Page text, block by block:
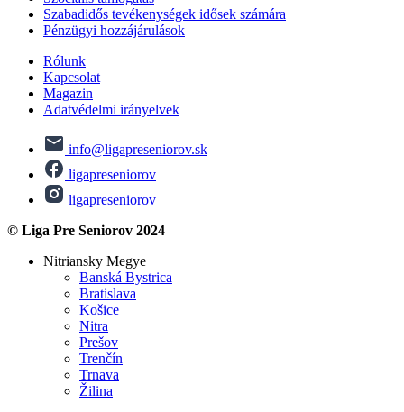
Szabadidős tevékenységek idősek számára
Pénzügyi hozzájárulások
Rólunk
Kapcsolat
Magazin
Adatvédelmi irányelvek
info@ligapreseniorov.sk
ligapreseniorov
ligapreseniorov
© Liga Pre Seniorov 2024
Nitriansky Megye
Banská Bystrica
Bratislava
Košice
Nitra
Prešov
Trenčín
Trnava
Žilina